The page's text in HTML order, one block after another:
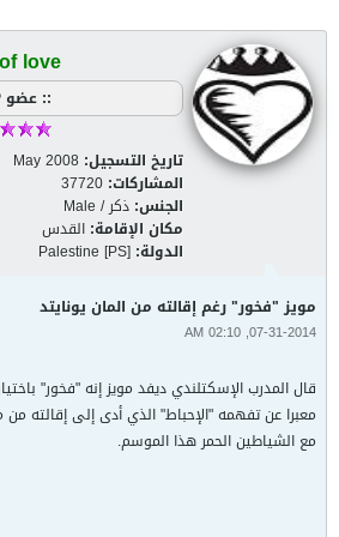
love
:: عضو VIP ::
تاريخ التسجيل: May 2008
المشاركات: 37720
الجنس: ذكر / Male
مكان الإقامة: القدس
الدولة: Palestine [PS]
مويز "فخور" رغم إقالته من المان يونايتد
07-31-2014, 02:10 AM
قال المدرب الإسكتلندي ديفد مويز إنه "فخور"
معبرا عن تفهمه "الإحباط" الذي أدى إلى إقالته من
مع الشياطين الحمر هذا الموسم.